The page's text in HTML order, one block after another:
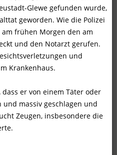
Glewe gefunden wurde,
geworden. Wie die Polizei
frühen Morgen den am
und den Notarzt gerufen.
und
Krankenhaus.
er von einem Täter oder
massiv geschlagen und
Zeugen, insbesondere die